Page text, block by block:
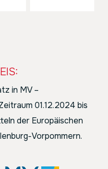
in MV –
01.12.2024 bis
der Europäischen
Vorpommern.